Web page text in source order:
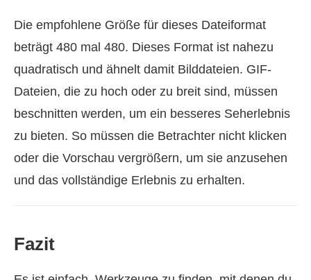
Die empfohlene Größe für dieses Dateiformat
beträgt 480 mal 480. Dieses Format ist nahezu
quadratisch und ähnelt damit Bilddateien. GIF-
Dateien, die zu hoch oder zu breit sind, müssen
beschnitten werden, um ein besseres Seherlebnis
zu bieten. So müssen die Betrachter nicht klicken
oder die Vorschau vergrößern, um sie anzusehen
und das vollständige Erlebnis zu erhalten.
Fazit